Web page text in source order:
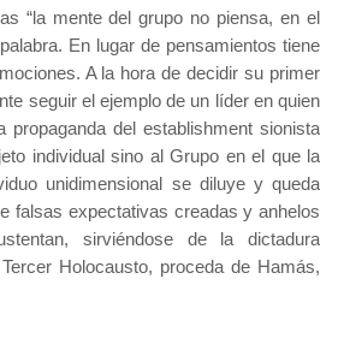
“la mente del grupo no piensa, en el
En lugar de pensamientos tiene
A la hora de decidir su primer
seguir el ejemplo de un líder en quien
propaganda del establishment sionista
individual sino al Grupo en el que la
unidimensional se diluye y queda
falsas expectativas creadas y anhelos
sirviéndose de la dictadura
Holocausto, proceda de Hamás,